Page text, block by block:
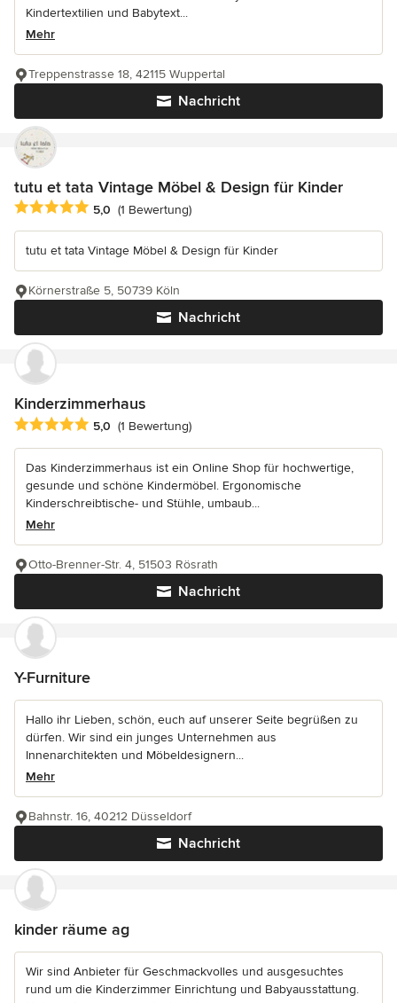
Kindertextilien und Babytext...
Mehr
Nachricht
Treppenstrasse 18, 42115 Wuppertal
tutu et tata Vintage Möbel & Design für Kinder
Durchschnittliche Bewertung: 5 von 5 Sternen
5,0 (1 Bewertung)
tutu et tata Vintage Möbel & Design für Kinder
Nachricht
Körnerstraße 5, 50739 Köln
Kinderzimmerhaus
Durchschnittliche Bewertung: 5 von 5 Sternen
5,0 (1 Bewertung)
Das Kinderzimmerhaus ist ein Online Shop für hochwertige,
gesunde und schöne Kindermöbel. Ergonomische
Kinderschreibtische- und Stühle, umbaub...
Mehr
Nachricht
Otto-Brenner-Str. 4, 51503 Rösrath
Y-Furniture
Hallo ihr Lieben, schön, euch auf unserer Seite begrüßen zu
dürfen. Wir sind ein junges Unternehmen aus
Innenarchitekten und Möbeldesignern...
Mehr
Nachricht
Bahnstr. 16, 40212 Düsseldorf
kinder räume ag
Wir sind Anbieter für Geschmackvolles und ausgesuchtes
rund um die Kinderzimmer Einrichtung und Babyausstattung.